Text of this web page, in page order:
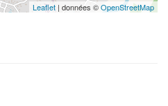
Leaflet | données ©OpenStreetMap